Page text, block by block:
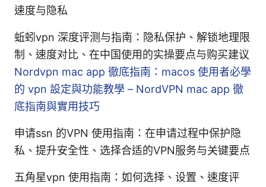
速度与隐私
蚯蚓vpn 深度评测与指南：隐私保护、解锁地理限
制、速度对比、在中国使用的实操要点与购买建议
Nordvpn mac app 徹底指南：macos 使用者必學
的 vpn 設定與功能教學 – NordVPN mac app 徹
底指南與實用技巧
申请ssn 的VPN 使用指南：在申请过程中保护隐
私、提升安全性、选择合适的VPN服务与关键要点
五角星vpn 使用指南：如何选择、设置、速度评